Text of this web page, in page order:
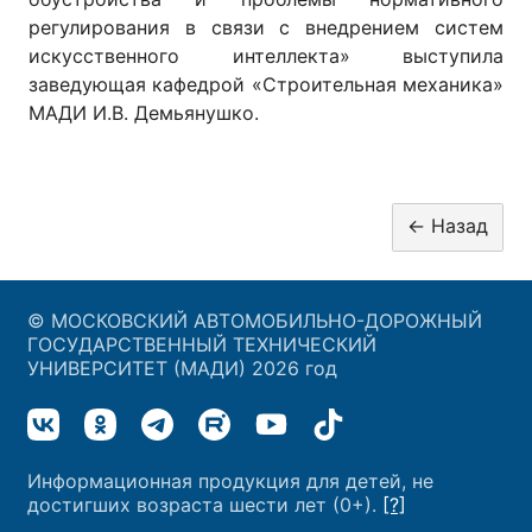
регулирования в связи с внедрением систем
искусственного интеллекта» выступила
заведующая кафедрой «Строительная механика»
МАДИ И.В. Демьянушко.
© МОСКОВСКИЙ АВТОМОБИЛЬНО-ДОРОЖНЫЙ
ГОСУДАРСТВЕННЫЙ ТЕХНИЧЕСКИЙ
УНИВЕРСИТЕТ (МАДИ) 2026 год
Информационная продукция для детей, не
достигших возраста шести лет (0+). [?]